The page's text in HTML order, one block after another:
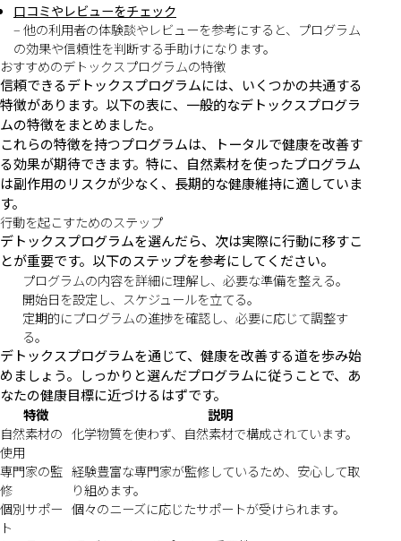
口コミやレビューをチェック
– 他の利用者の体験談やレビューを参考にすると、プログラム
の効果や信頼性を判断する手助けになります。
おすすめのデトックスプログラムの特徴
信頼できるデトックスプログラムには、いくつかの共通する
特徴があります。以下の表に、一般的なデトックスプログラ
ムの特徴をまとめました。
これらの特徴を持つプログラムは、トータルで健康を改善す
る効果が期待できます。特に、自然素材を使ったプログラム
は副作用のリスクが少なく、長期的な健康維持に適していま
す。
行動を起こすためのステップ
デトックスプログラムを選んだら、次は実際に行動に移すこ
とが重要です。以下のステップを参考にしてください。
プログラムの内容を詳細に理解し、必要な準備を整える。
開始日を設定し、スケジュールを立てる。
定期的にプログラムの進捗を確認し、必要に応じて調整す
る。
デトックスプログラムを通じて、健康を改善する道を歩み始
めましょう。しっかりと選んだプログラムに従うことで、あ
なたの健康目標に近づけるはずです。
特徴
説明
自然素材の
使用
化学物質を使わず、自然素材で構成されています。
専門家の監
修
経験豊富な専門家が監修しているため、安心して取
り組めます。
個別サポー
ト
個々のニーズに応じたサポートが受けられます。